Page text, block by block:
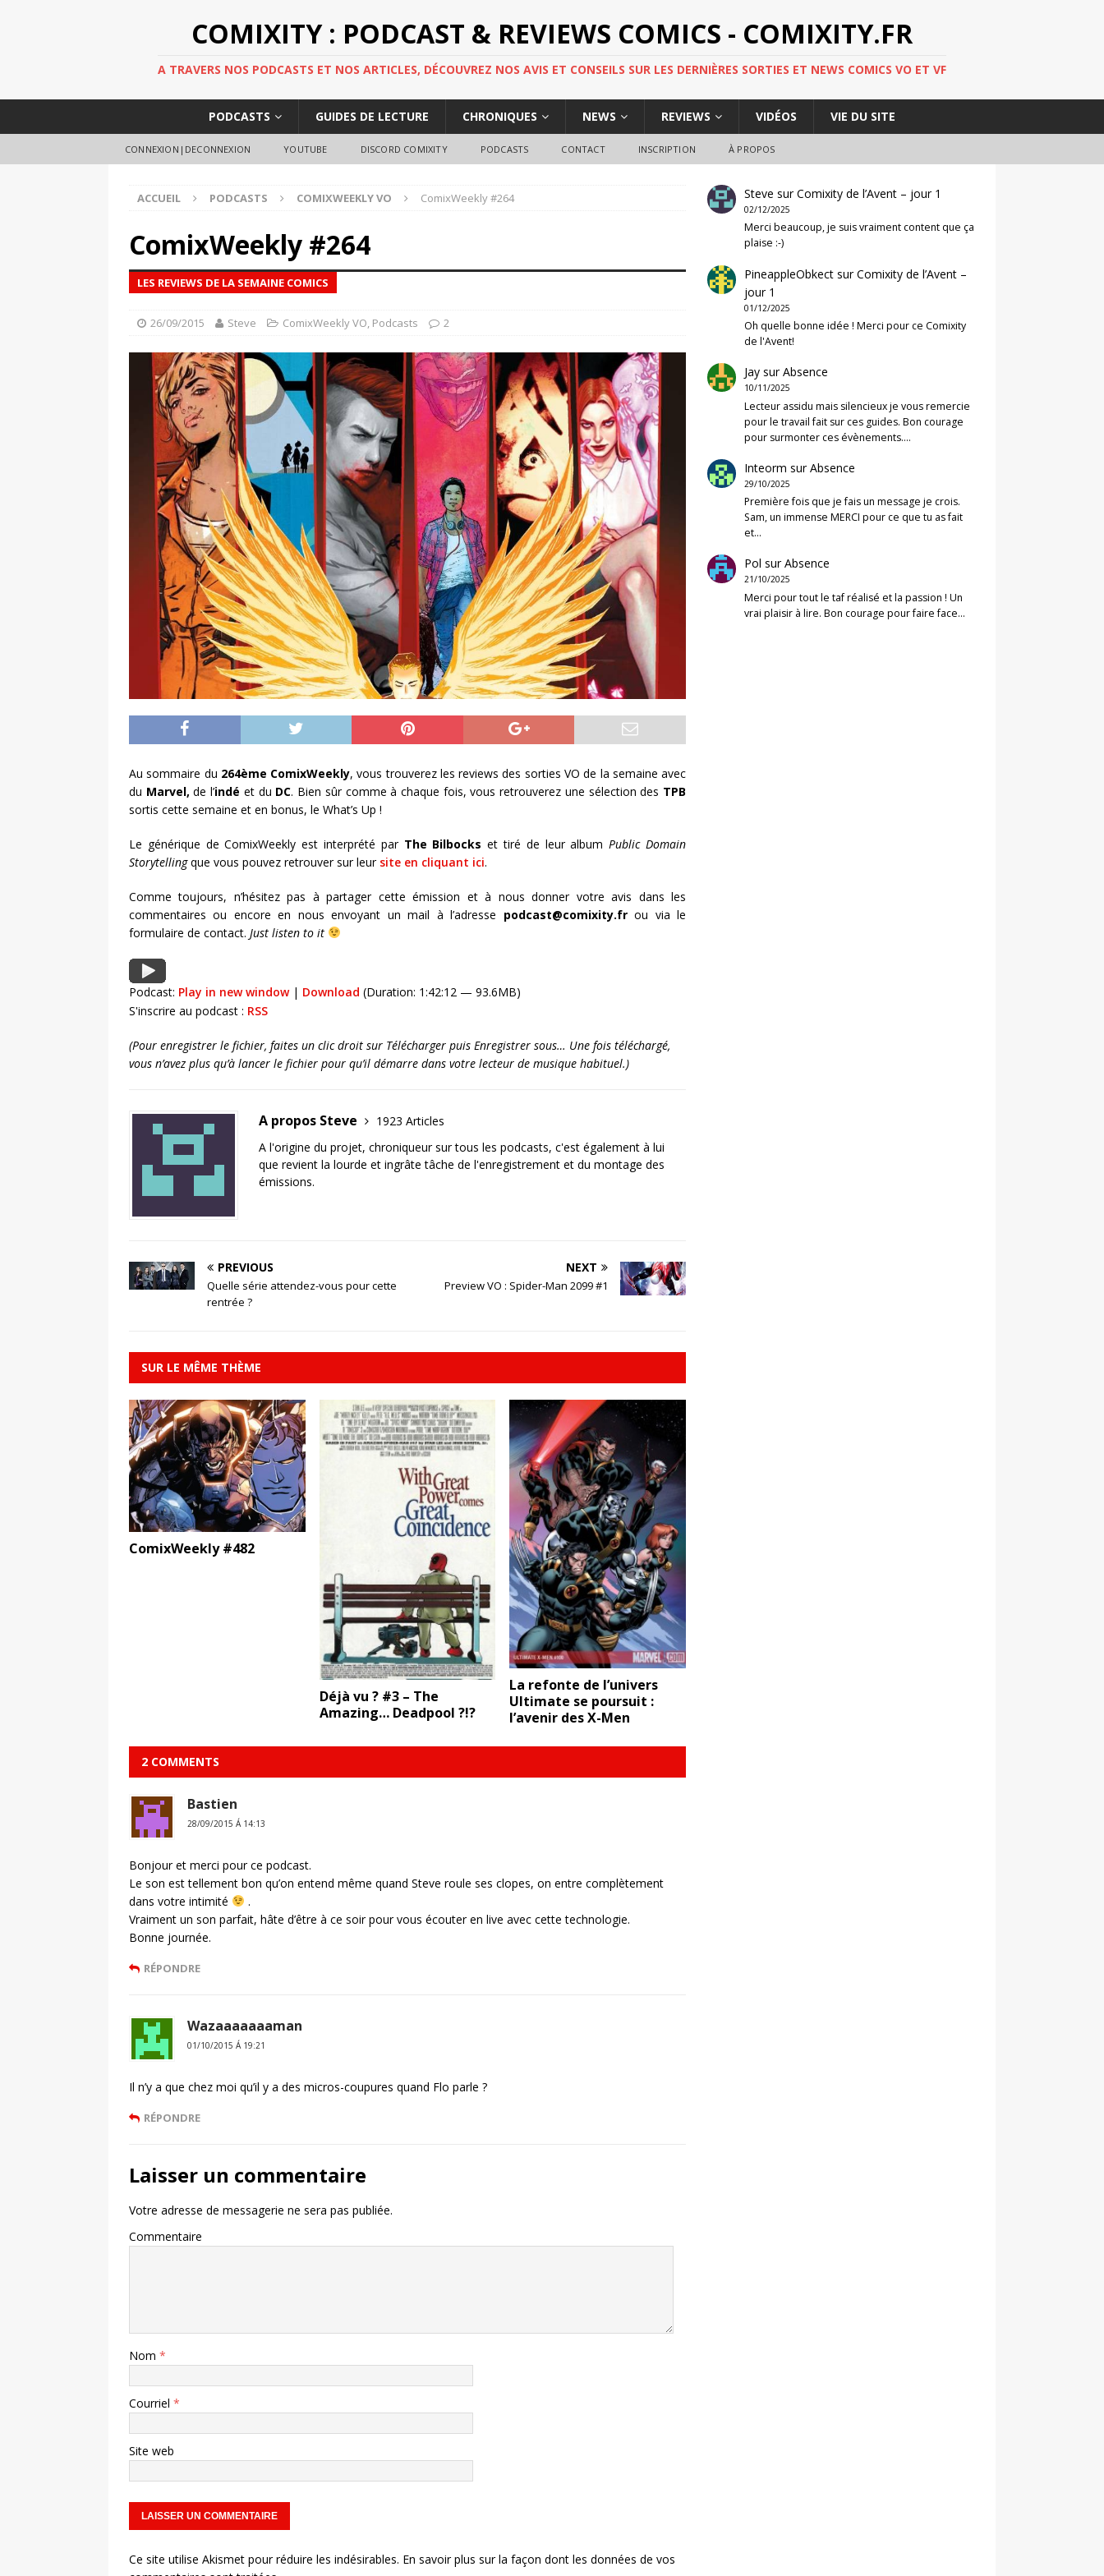
COMIXITY : PODCAST & REVIEWS COMICS - COMIXITY.FR
A TRAVERS NOS PODCASTS ET NOS ARTICLES, DÉCOUVREZ NOS AVIS ET CONSEILS SUR LES DERNIÈRES SORTIES ET NEWS COMICS VO ET VF
PODCASTS GUIDES DE LECTURE CHRONIQUES NEWS REVIEWS VIDÉOS VIE DU SITE
CONNEXION|DECONNEXION YOUTUBE DISCORD COMIXITY PODCASTS CONTACT INSCRIPTION À PROPOS
ACCUEIL PODCASTS COMIXWEEKLY VO ComixWeekly #264
ComixWeekly #264
LES REVIEWS DE LA SEMAINE COMICS
26/09/2015 Steve ComixWeekly VO, Podcasts 2
Au sommaire du 264ème ComixWeekly, vous trouverez les reviews des sorties VO de la semaine avec
du Marvel, de l’indé et du DC. Bien sûr comme à chaque fois, vous retrouverez une sélection des TPB
sortis cette semaine et en bonus, le What’s Up !
Le générique de ComixWeekly est interprété par The Bilbocks et tiré de leur albumPublic Domain
Storytellingque vous pouvez retrouver sur leursite en cliquant ici.
Comme toujours, n’hésitez pas à partager cette émission et à nous donner votre avis dans les
commentaires ou encore en nous envoyant un mail à l’adresse podcast@comixity.frou via le
formulaire de contact. Just listen to it
Podcast: Play in new window| Download (Duration: 1:42:12 — 93.6MB)
S'inscrire au podcast : RSS
(Pour enregistrer le fichier, faites un clic droit sur Télécharger puis Enregistrer sous… Une fois téléchargé,
vous n’avez plus qu’à lancer le fichier pour qu’il démarre dans votre lecteur de musique habituel.)
A propos Steve
1923 Articles
A l'origine du projet, chroniqueur sur tous les podcasts, c'est également à lui
que revient la lourde et ingrâte tâche de l'enregistrement et du montage des
émissions.
PREVIOUS
Quelle série attendez-vous pour cette
rentrée ?
NEXT
Preview VO : Spider-Man 2099 #1
SUR LE MÊME THÈME
ComixWeekly #482
Déjà vu ? #3 – The
Amazing… Deadpool ?!?
La refonte de l’univers
Ultimate se poursuit :
l’avenir des X-Men
2 COMMENTS
Bastien
28/09/2015 Á 14:13
Bonjour et merci pour ce podcast.
Le son est tellement bon qu’on entend même quand Steve roule ses clopes, on entre complètement
dans votre intimité
.
Vraiment un son parfait, hâte d’être à ce soir pour vous écouter en live avec cette technologie.
Bonne journée.
RÉPONDRE
Wazaaaaaaaman
01/10/2015 Á 19:21
Il n’y a que chez moi qu’il y a des micros-coupures quand Flo parle ?
RÉPONDRE
Laisser un commentaire
Votre adresse de messagerie ne sera pas publiée.
Commentaire
Nom *
Courriel *
Site web
Ce site utilise Akismet pour réduire les indésirables. En savoir plus sur la façon dont les données de vos
Steve surComixity de l’Avent – jour 1
02/12/2025
Merci beaucoup, je suis vraiment content que ça
plaise :-)
PineappleObkect surComixity de l’Avent –
jour 1
01/12/2025
Oh quelle bonne idée ! Merci pour ce Comixity
de l'Avent!
Jay surAbsence
10/11/2025
Lecteur assidu mais silencieux je vous remercie
pour le travail fait sur ces guides. Bon courage
pour surmonter ces évènements.…
Inteorm surAbsence
29/10/2025
Première fois que je fais un message je crois.
Sam, un immense MERCI pour ce que tu as fait
et…
Pol surAbsence
21/10/2025
Merci pour tout le taf réalisé et la passion ! Un
vrai plaisir à lire. Bon courage pour faire face…